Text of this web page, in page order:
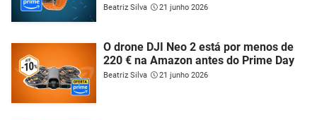
Beatriz Silva 21 junho 2026
O drone DJI Neo 2 está por menos de
220 € na Amazon antes do Prime Day
Beatriz Silva 21 junho 2026